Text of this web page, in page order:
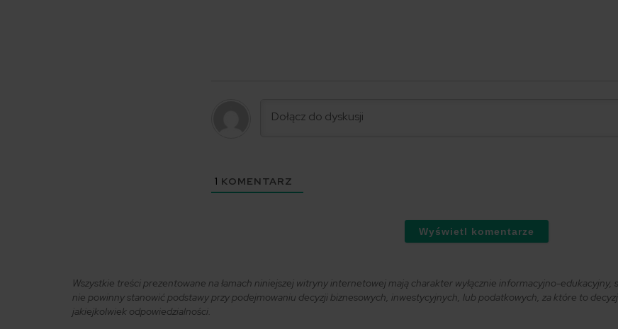
1 KOMENTARZ
Wyświetl komentarze
Wszystkie treści prezentowane na łamach niniejszej witryny internetowej mają charakter wyłącznie informacyjno-
nie powinny stanowić podstawy przy podejmowaniu decyzji biznesowych, inwestycyjnych, lub podatkowych, za które to
jakiejkolwiek odpowiedzialności.